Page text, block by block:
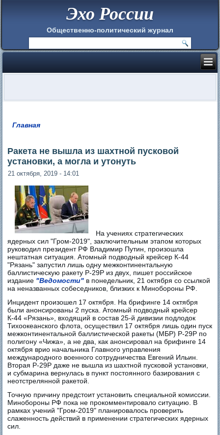
Эхо России
Общественно-политический журнал
Главная
Ракета не вышла из шахтной пусковой
установки, а могла и утонуть
21 октября, 2019 - 14:01
На учениях стратегических
ядерных сил "Гром-2019", заключительным этапом которых
руководил президент РФ Владимир Путин, произошла
нештатная ситуация. Атомный подводный крейсер К-44
"Рязань" запустил лишь одну межконтинентальную
баллистическую ракету Р-29Р из двух, пишет российское
издание "Ведомости" в понедельник, 21 октября со ссылкой
на неназванных собеседников, близких к Минобороны РФ.
Инцидент произошел 17 октября. На брифинге 14 октября
были анонсированы 2 пуска. Атомный подводный крейсер
К-44 «Рязань», входящий в состав 25-й дивизии подлодок
Тихоокеанского флота, осуществил 17 октября лишь один пуск
межконтинентальной баллистической ракеты (МБР) Р-29Р по
полигону «Чижа», а не два, как анонсировал на брифинге 14
октября врио начальника Главного управления
международного военного сотрудничества Евгений Ильин.
Вторая Р-29Р даже не вышла из шахтной пусковой установки,
и субмарина вернулась в пункт постоянного базирования с
неотстрелянной ракетой.
Точную причину предстоит установить специальной комиссии.
Минобороны РФ пока не прокомментировало ситуацию. В
рамках учений "Гром-2019" планировалось проверить
слаженность действий в применении стратегических ядерных
сил.